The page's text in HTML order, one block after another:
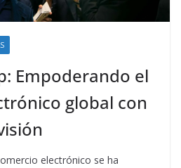
Empoderando el
global con
electrónico se ha